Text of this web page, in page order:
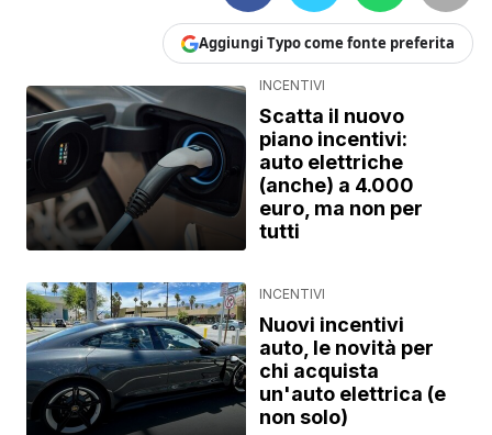
Aggiungi Typo come fonte preferita
INCENTIVI
Scatta il nuovo
piano incentivi:
auto elettriche
(anche) a 4.000
euro, ma non per
tutti
INCENTIVI
Nuovi incentivi
auto, le novità per
chi acquista
un'auto elettrica (e
non solo)